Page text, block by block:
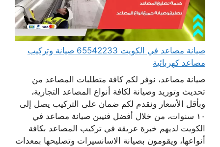
صيانة مصاعد في الكويت 65542233 صيانة وتركيب
مصاعد كهربائية
صيانة مصاعد، نوفر لكم كافة متطلبات المصاعد من
تحديث وتوريد وصيانة لكافة أنواع المصاعد التجارية،
وبأقل الأسعار ونقدم لكم ضمان على التركيب يصل إلى
١٠ سنوات، من خلال أفضل فنيين صيانة مصاعد في
الكويت لديهم خبرة عريقة في تركيب المصاعد بكافة
أنواعها، ويقومون بصيانة الاسانسيرات وتصليحها بمعدات